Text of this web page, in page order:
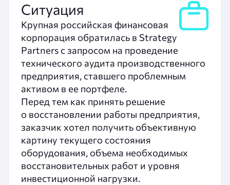
Ситуация
Крупная российская финансовая
корпорация обратилась в Strategy
Partners с запросом на проведение
технического аудита производственного
предприятия, ставшего проблемным
активом в ее портфеле.
Перед тем как принять решение
о восстановлении работы предприятия,
заказчик хотел получить объективную
картину текущего состояния
оборудования, объема необходимых
восстановительных работ и уровня
инвестиционной нагрузки.